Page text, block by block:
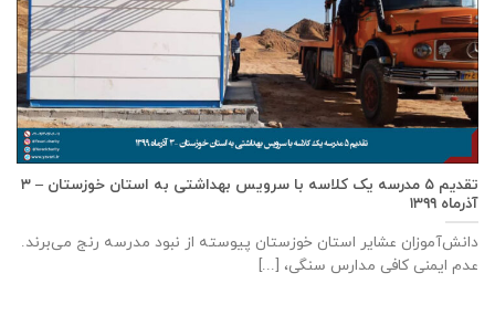
تقدیم ۵ مدرسه یک کلاسه با سرويس بهداشتی به استان خوزستان – ۳
آذر‌ماه ۱۳۹۹
دانش‌آموزان عشایر استان خوزستان پيوسته از نبود مدرسه رنج می‌برند.
عدم ایمنی کافی مدارس سنگی، [...]